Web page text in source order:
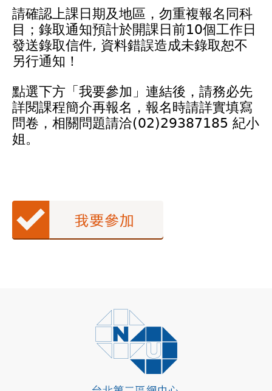
請確認上課日期及地區，勿重複報名同科
目；錄取通知預計於開課日前10個工作日
發送錄取信件, 資料錯誤造成未錄取恕不
另行通知！
點選下方「我要參加」連結後，請務必先
詳閱課程簡介再報名，報名時請詳實填寫
問卷，相關問題請洽(02)29387185 紀小
姐。